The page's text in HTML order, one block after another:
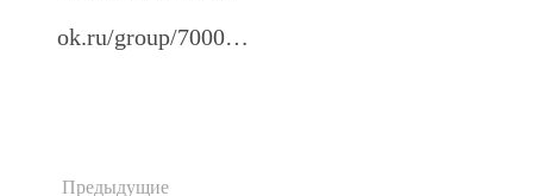
ok.ru/group/7000…
Предыдущие